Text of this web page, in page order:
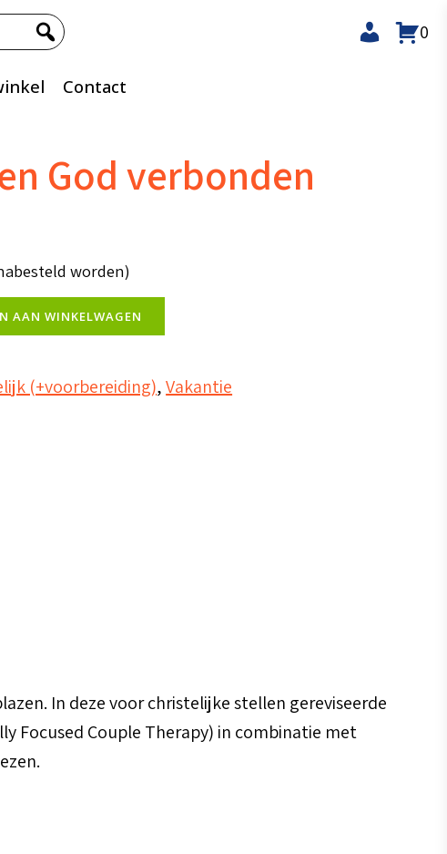
Contact
0
God verbonden
worden)
AAN WINKELWAGEN
(+voorbereiding),Vakantie
In deze voor christelijke stellen gereviseerde
Focused Couple Therapy) in combinatie met